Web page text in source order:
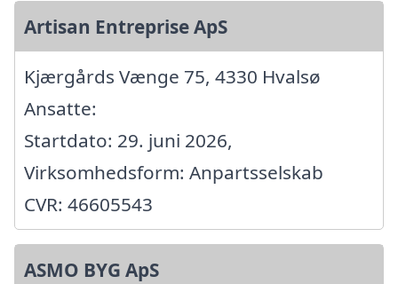
Artisan Entreprise ApS
Kjærgårds Vænge 75, 4330 Hvalsø
Ansatte:
Startdato: 29. juni 2026,
Virksomhedsform: Anpartsselskab
CVR: 46605543
ASMO BYG ApS